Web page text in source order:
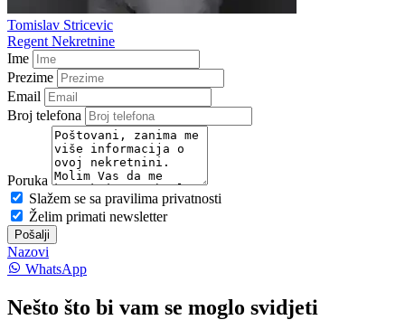
Tomislav Stricevic
Regent Nekretnine
Ime
Prezime
Email
Broj telefona
Poruka
Slažem se sa pravilima privatnosti
Želim primati newsletter
Pošalji
Nazovi
WhatsApp
Nešto što bi vam se moglo svidjeti